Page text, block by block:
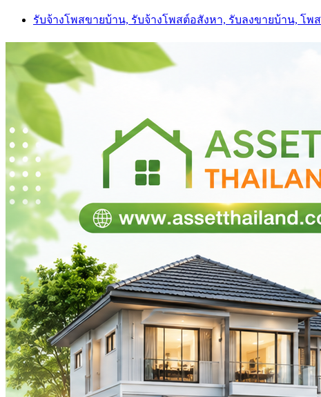
Skip
content
รับจ้างโพสขายบ้าน, รับจ้างโพสต์อสังหา, รับลงขายบ้าน, โพ